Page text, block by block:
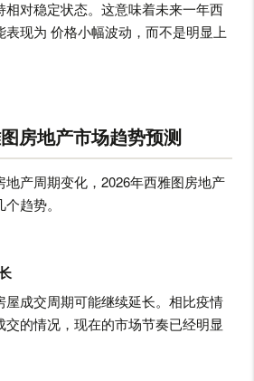
相对稳定状态。这意味着未来一年西
现为 价格小幅波动，而不是明显上
房地产市场趋势预测
产周期变化，2026年西雅图房地产
趋势。
屋成交周期可能继续延长。相比疫情
的情况，现在的市场节奏已经明显